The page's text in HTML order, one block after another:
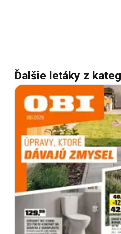
Ďalšie letáky z